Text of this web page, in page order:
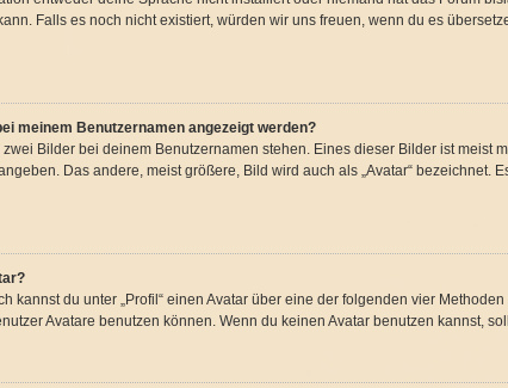
Falls es noch nicht existiert, würden wir uns freuen, wenn du es
meinem Benutzernamen angezeigt werden?
Bilder bei deinem Benutzernamen stehen. Eines dieser Bilder ist meist
Das andere, meist größere, Bild wird auch als „Avatar“
kannst du unter „Profil“ einen Avatar über eine der folgenden vier
Avatare benutzen können. Wenn du keinen Avatar benutzen kannst,